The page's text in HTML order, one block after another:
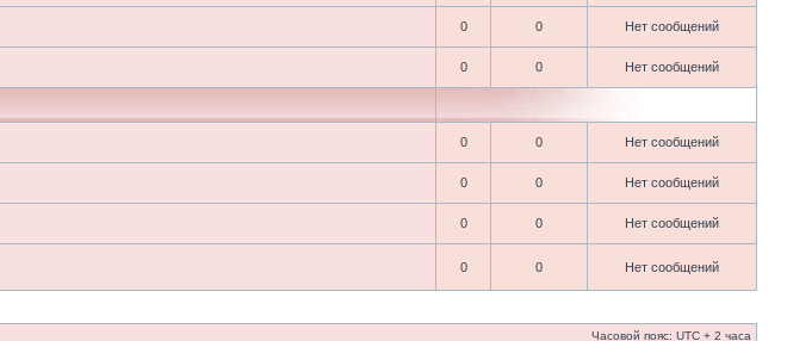
0 0 Нет сообщений
0 0 Нет сообщений
0 0 Нет сообщений
0 0 Нет сообщений
0 0 Нет сообщений
0 0 Нет сообщений
Часовой пояс: UTC + 2 часа